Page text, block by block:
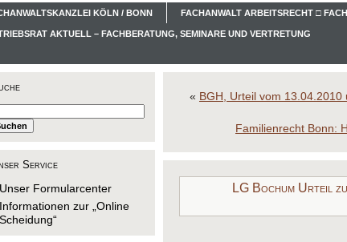
KÖLN / BONN FACHANWALT ARBEITSRECHT □
AKTUELL – FACHBERATUNG, SEMINARE UND VERTRETUNG
Service
Unser Formularcenter
Informationen zur „Online
Scheidung“
« BGH, Urteil vom
Familienrecht Bonn:
LG Bochum Urteil